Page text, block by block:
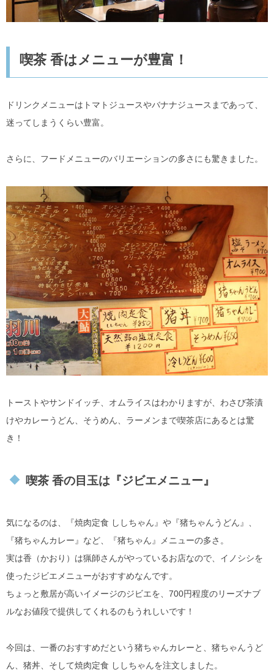
喫茶 香はメニューが豊富！
ドリンクメニューはトマトジュースやバナナジュースまであって、
迷ってしまうくらい豊富。
さらに、フードメニューのバリエーションの多さにも驚きました。
トーストやサンドイッチ、オムライスはわかりますが、わさび茶漬
けやカレーうどん、そうめん、ラーメンまで喫茶店にあるとは驚
き！
喫茶 香の目玉は『ジビエメニュー』
気になるのは、『焼肉定食 ししちゃん』や『猪ちゃんうどん』、
『猪ちゃんカレー』など、『猪ちゃん』メニューの多さ。
実は香（かおり）は猟師さんがやっているお店なので、イノシシを
使ったジビエメニューがおすすめなんです。
ちょっと敷居が高いイメージのジビエを、700円程度のリーズナブ
ルなお値段で提供してくれるのもうれしいです！
今回は、一番のおすすめだという猪ちゃんカレーと、猪ちゃんうど
ん、猪丼、そして焼肉定食 ししちゃんを注文しました。